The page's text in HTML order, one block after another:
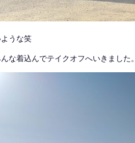
うな笑
な着込んでテイクオフへいきました。